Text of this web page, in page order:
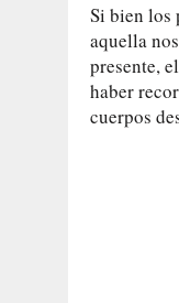
Si bien los
aquella
presente,
haber
cuerpos